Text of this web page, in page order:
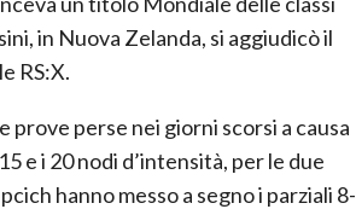
in Nuova Zelanda, si aggiudicò il
RS:X.
prove perse nei giorni scorsi a causa
e i 20 nodi d’intensità, per le due
hanno messo a segno i parziali 8-